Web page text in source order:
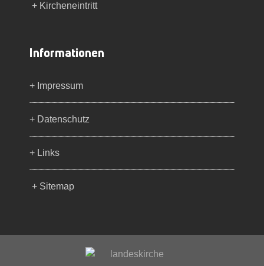
+ Kircheneintritt
Informationen
+ Impressum
+ Datenschutz
+ Links
+ Sitemap